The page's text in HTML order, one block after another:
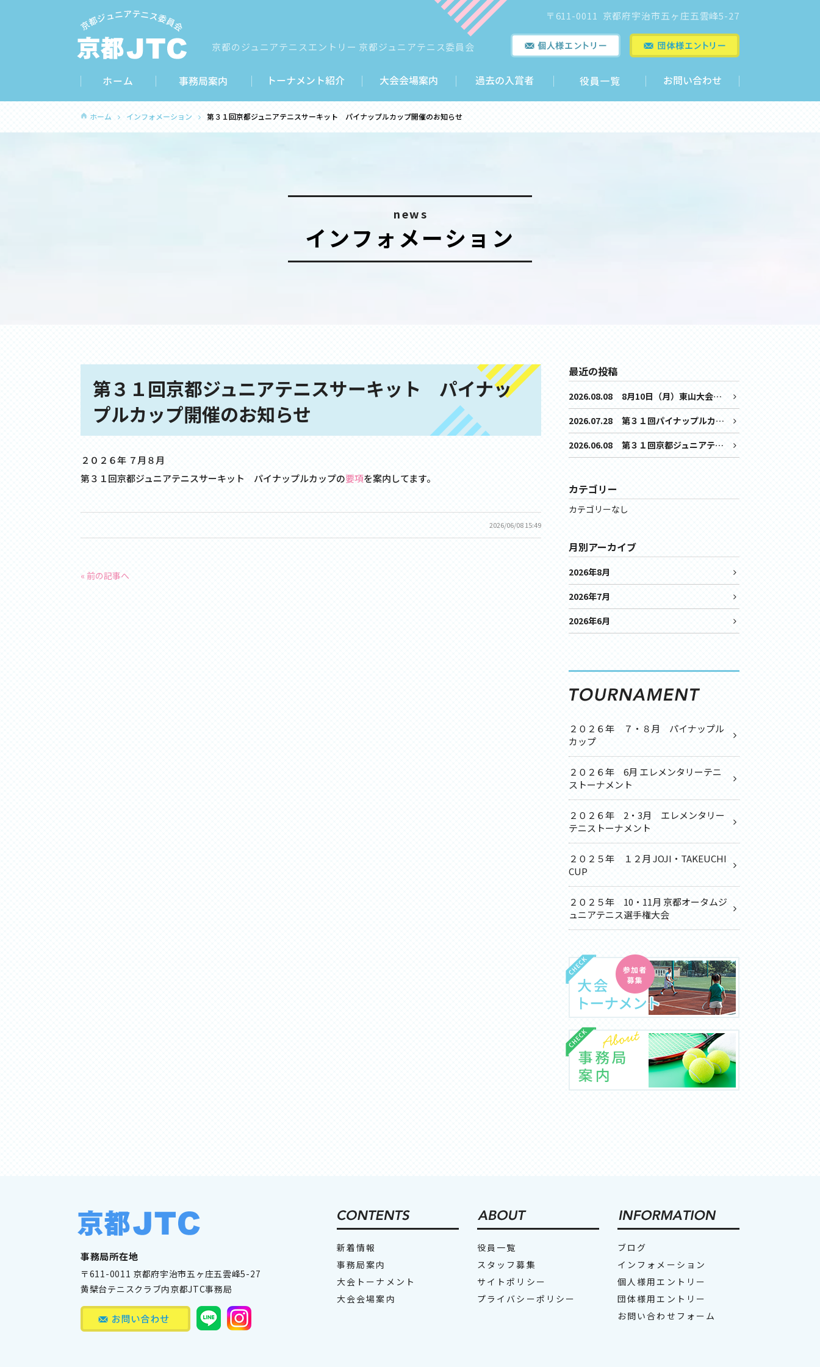
京都のジュニアテニスエントリー 京都ジュニアテニス委員会
〒611-0011 京都府宇治市五ヶ庄五雲峰5-27
ホーム インフォメーション 第３１回京都ジュニアテニスサーキット パイナップルカップ開催のお知らせ
news
インフォメーション
第３１回京都ジュニアテニスサーキット パイナッ
プルカップ開催のお知らせ
２０２６年 ７月８月
第３１回京都ジュニアテニスサーキット パイナップルカップの要項を案内してます。
2026/06/08 15:49
« 前の記事へ
最近の投稿
2026.08.08
8月10日（月）東山大会について、集合時間の変更をご案内
2026.07.28
第３１回パイナップルカップ東山大会時間ドロー
2026.06.08
第３１回京都ジュニアテニスサーキット パイナップルカップ開催のお知らせ
カテゴリー
カテゴリーなし
月別アーカイブ
2026年8月
2026年7月
2026年6月
２０２６年 ７・８月 パイナップル
カップ
２０２６年 6月 エレメンタリーテニ
ストーナメント
２０２６年 2・3月 エレメンタリー
テニストーナメント
２０２５年 １２月 JOJI・TAKEUCHI
CUP
２０２５年 10・11月 京都オータムジ
ュニアテニス選手権大会
事務局所在地
〒611-0011 京都府宇治市五ヶ庄五雲峰5-27
黄檗台テニスクラブ内京都JTC事務局
新着情報
事務局案内
大会トーナメント
大会会場案内
役員一覧
スタッフ募集
サイトポリシー
プライバシーポリシー
ブログ
インフォメーション
個人様用エントリー
団体様用エントリー
お問い合わせフォーム